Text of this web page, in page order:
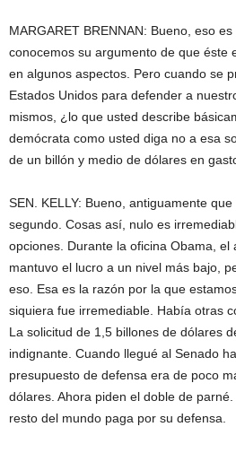
MARGARET BRENNAN: Bueno, eso
conocemos su argumento de que éste
en algunos aspectos. Pero cuando se
Estados Unidos para defender a
mismos, ¿lo que usted describe
demócrata como usted diga no a esa
de un billón y medio de dólares en
SEN. KELLY: Bueno, antiguamente
segundo. Cosas así, nulo es
opciones. Durante la oficina Obama, el
mantuvo el lucro a un nivel más bajo,
eso. Esa es la razón por la que
siquiera fue irremediable. Había otras
La solicitud de 1,5 billones de dólares
indignante. Cuando llegué al Senado
presupuesto de defensa era de poco
dólares. Ahora piden el doble de
resto del mundo paga por su defensa.